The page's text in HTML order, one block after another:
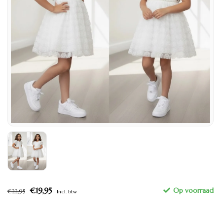
€22,95 €19,95 Incl. btw